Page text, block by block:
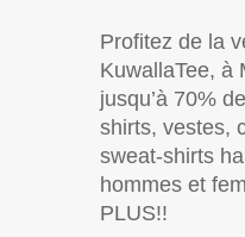
Profitez de la
KuwallaTee, à
jusqu’à 70%
shirts, vestes,
sweat-shirts
hommes et
PLUS!!